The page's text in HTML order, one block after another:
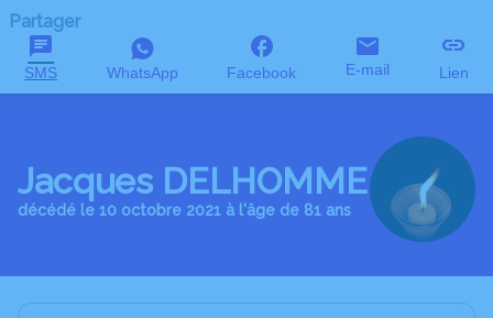
Partager
SMS WhatsApp Facebook E-mail Lien
Jacques DELHOMME
décédé le 10 octobre 2021 à l'âge de 81 ans